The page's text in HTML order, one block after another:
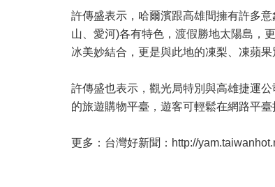
許傳盛表示，哈爾濱跟高雄間擁有許多
山、愛河)各有特色，渡假勝地太陽島，
冰美妙結合，更是與此地的凍梨、凍蘋
許傳盛也表示，觀光局特別與高雄捷運
的旅遊購物平臺，遊客可輕鬆在網路平臺
更多：台灣好新聞：http://